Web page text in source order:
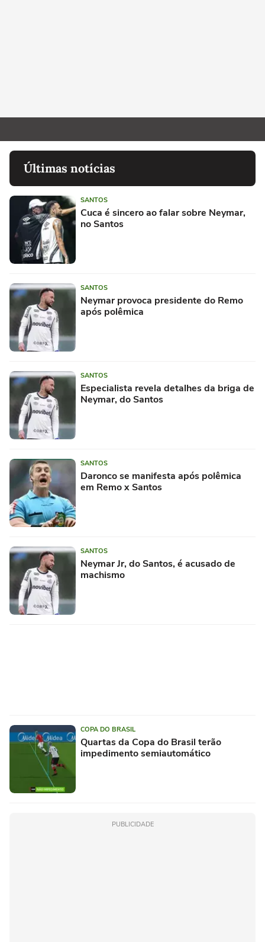
Últimas notícias
SANTOS
Cuca é sincero ao falar sobre Neymar,
no Santos
SANTOS
Neymar provoca presidente do Remo
após polêmica
SANTOS
Especialista revela detalhes da briga de
Neymar, do Santos
SANTOS
Daronco se manifesta após polêmica
em Remo x Santos
SANTOS
Neymar Jr, do Santos, é acusado de
machismo
COPA DO BRASIL
Quartas da Copa do Brasil terão
impedimento semiautomático
PUBLICIDADE